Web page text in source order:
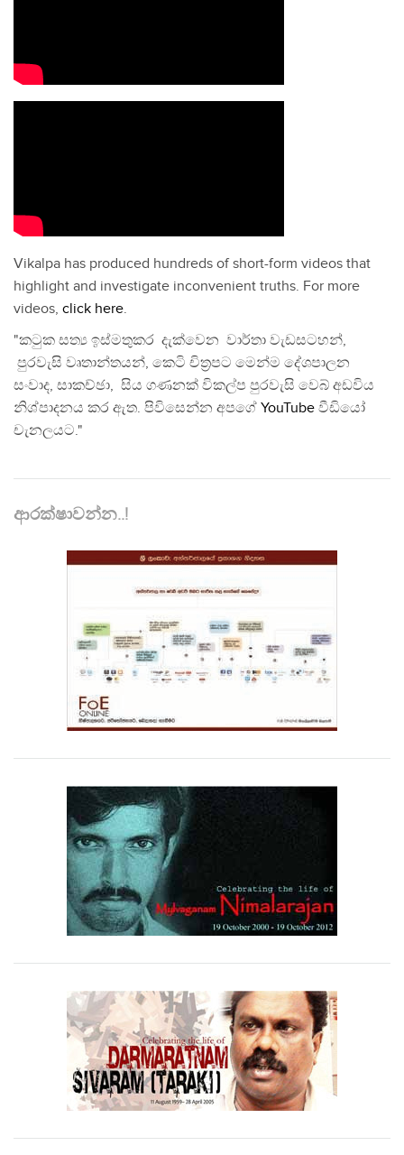
Vikalpa has produced hundreds of short-form videos that
highlight and investigate inconvenient truths. For more
videos, click here.
"කටුක සත්‍ය ඉස්මතුකර දැක්වෙන වාර්තා වැඩසටහන්,
පුරවැසි වෘතාන්තයන්, කෙටි චිත්‍රපට මෙන්ම දේශපාලන
සංවාද, සාකච්ඡා, සිය ගණනක් විකල්ප පුරවැසි වෙබ් අඩවිය
නිශ්පාදනය කර ඇත. පිවිසෙන්න අපගේ YouTube වීඩියෝ
චැනලයට."
ආරක්ෂාවන්න..!